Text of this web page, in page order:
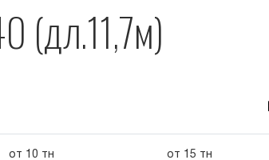
(дл.11,7м)
от 10 тн от 15 тн